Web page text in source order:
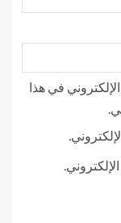
في هذا